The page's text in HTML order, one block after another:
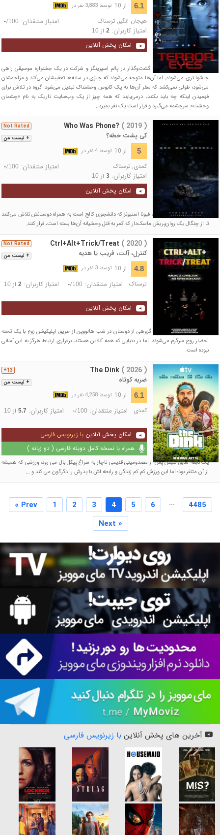
6.1 از 10 توسط 3,883 نفر در
هیجان انگیز, ترسناک امتیاز منتقدان: -/100
امتیاز کاربران: 2از 10
امکان پخش آنلاین
سه دوست برای پیاده‌روی، گشت‌وگذار در پالم اسپرینگز و شرکت در یک جشنواره موسیقی راهی
جاشوا تری می‌شوند. اما آن‌ها متوجه می‌شوند که چیزی در سایه‌ها تعقیبشان می‌کند و مزاحمشان
می‌شود؛ طولی نمی‌کشد که سفر آن‌ها به یک کابوس وحشتناک تبدیل می‌شود. گروه در تلاش برای
فهمیدن اینکه چه باید بکنند، درمی‌یابند که همه چیز از یک وب‌سایت تاریک به نام «چشمان
وحشت» سرچشمه می‌گیرد و قرار است یک نفر بمیرد...
+ لیست من
Not Rated Who Was Phone? ( 2019 )
کی پشت خطه؟
5 از 10 توسط 4 نفر در
کمدی, ترسناک امتیاز منتقدان: -/100
امتیاز کاربران: 3از 10
امکان پخش آنلاین
سال‌ها پس از مرگ پدرش، فیونا استیونز که دانشجوی کالج است به همراه دوستانش تلاش می‌کنند
تا از چنگال یک روان‌پریش ماسک‌دار که کمر به قتل وحشیانه آن‌ها بسته است، فرار کنند.
+ لیست من
Not Rated Ctrl+Alt+Trick/Treat ( 2020 )
کنترل، آلت، فریب یا هدیه
4.8 از 10 توسط 3 نفر در
ترسناک امتیاز منتقدان: -/100 امتیاز کاربران: 2از 10
امکان پخش آنلاین
در طول پاندمی سال ۲۰۲۰، گروهی از دوستان در شب هالووین از طریق اپلیکیشن زوم با یک تخته
احضار روح سرگرم می‌شوند. اما در دنیایی که همه آنلاین هستند، برقراری ارتباط هرگز به این آسانی
نبوده است.
+ لیست من
13+ The Dink ( 2026 )
ضربه کوتاه
6.1 از 10 توسط 4,258 نفر در
کمدی امتیاز منتقدان: -/100 امتیاز کاربران: 5.7از 10
امکان پخش آنلاین با زیرنویس فارسی
همراه با نسخه کامل دوبله فارسی ( دو زبانه )
یک نابغه سابق تنیس پس از مصدومیتی قدیمی ناچار به سراغ پیکل بال می رود؛ ورزشی که همیشه
از آن متنفر بود؛ اما این ورزش کم کم زندگی و رابطه اش با پدرش را دگرگون می کند و ...
« Prev 1 2 3 4 5 6 ...
4485
Next »
آخرین های پخش آنلاین با زیرنویس فارسی